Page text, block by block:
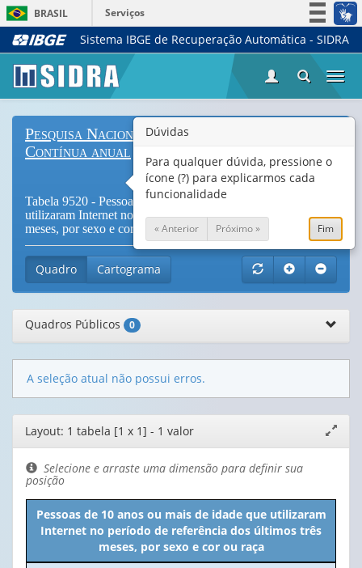
BRASIL
Serviços
Simplifique!
Acesso à informação
Sistema IBGE de Recuperação Automática - SIDRA
Pesquisa Nacional por Amostra de Domicílios
Contínua anual
Tabela 9520 - Pessoas de 10 anos ou mais de idade que
utilizaram Internet no período de referência dos últimos três
meses, por sexo e cor ou raça (Vide Notas)
Quadro Cartograma
Quadros Públicos 0
A seleção atual não possui erros.
Editor
de
layout
janela
Layout: 1 tabela [1 x 1] - 1 valor
Selecione e arraste uma dimensão para definir sua
posição
Pessoas de 10 anos ou mais de idade que utilizaram
Internet no período de referência dos últimos três
meses, por sexo e cor ou raça
Dúvidas
Para qualquer dúvida, pressione o
ícone (?) para explicarmos cada
funcionalidade
« Anterior Próximo » Fim